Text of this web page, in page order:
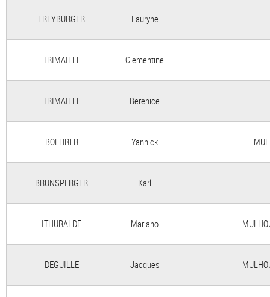
FREYBURGER Lauryne
TRIMAILLE Clementine
TRIMAILLE Berenice
BOEHRER Yannick
BRUNSPERGER Karl
ITHURALDE Mariano
DEGUILLE Jacques